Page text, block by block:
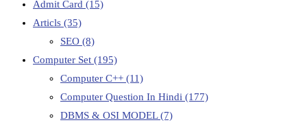
Admit Card (15)
Articls (35)
SEO (8)
Computer Set (195)
Computer C++ (11)
Computer Question In Hindi (177)
DBMS & OSI MODEL(7)